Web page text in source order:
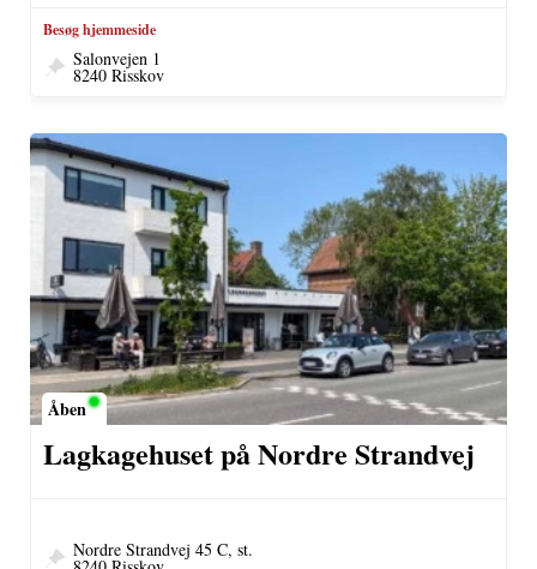
Besøg hjemmeside
Salonvejen 1
8240 Risskov
Åben
Lagkagehuset på Nordre Strandvej
Nordre Strandvej 45 C, st.